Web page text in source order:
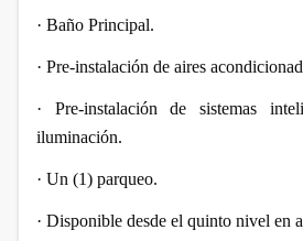
· Baño Principal.
· Pre-instalación de aires
·
Pre-instalación de sistemas
iluminación.
· Un (1) parqueo.
· Disponible desde el quinto nivel en